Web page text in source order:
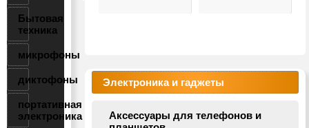
Бытовая
техника
микрофоны
диктофоны
портативная
электроника
Электроника и гаджеты
Аксессуары для телефонов и